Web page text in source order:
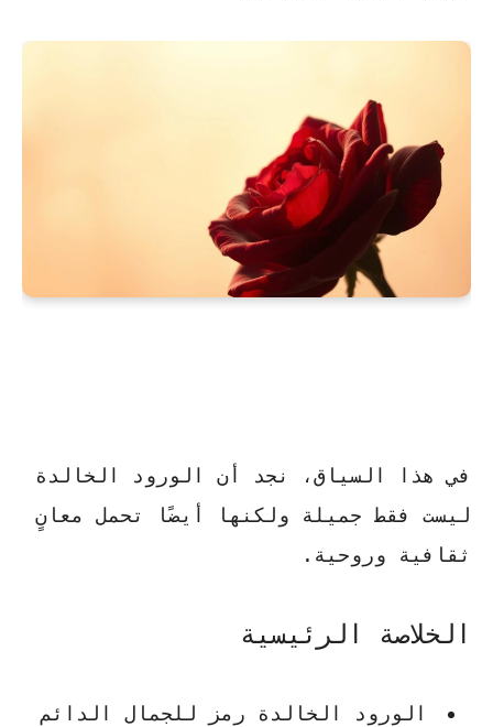
في هذا السياق، نجد أن الورود الخالدة
ليست فقط جميلة ولكنها أيضًا تحمل معانٍ
ثقافية وروحية.
الخلاصة الرئيسية
الورود الخالدة رمز للجمال الدائم